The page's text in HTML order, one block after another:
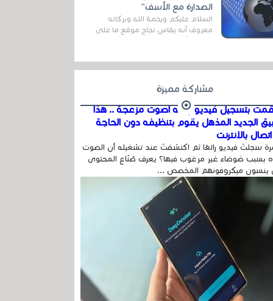
الصدارة مع الأسف"
السلام عليكم ورحمة الله وبركاته
معروف أنه يقاس نجاح موقع ما على
في...
مشاركة مميزة
بتسجيل فيديو وفيه أصوت مزعجة .. هذا
الجديد المذهل يقوم بتنظيفه دون الحاجة
بالإنترنت
سجلتَ فيديو رائعًا ثم اكتشفتَ عند تشغيله أن الصوت
بسبب ضوضاء غير مرغوب فيها؟ يعرف صُنّاع المحتوى
ينسون ميكروفونهم المخصص ...